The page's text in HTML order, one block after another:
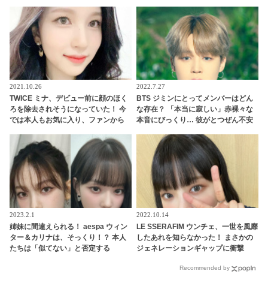
は？
2021.10.26
TWICE ミナ、デビュー前に顔のほく
ろを除去されそうになっていた！ 今
では本人もお気に入り、ファンから
2022.7.27
BTS ジミンにとってメンバーはどん
な存在？ 「本当に寂しい」赤裸々な
本音にびっくり… 彼がとつぜん不安
2023.2.1
姉妹に間違えられる！ aespa ウィン
ター＆カリナは、そっくり！？ 本人
たちは「似てない」と否定する
2022.10.14
LE SSERAFIM ウンチェ、一世を風靡
したあれを知らなかった！ まさかの
ジェネレーションギャップに衝撃
か？」彼女の若さを実感させられる
Recommended by